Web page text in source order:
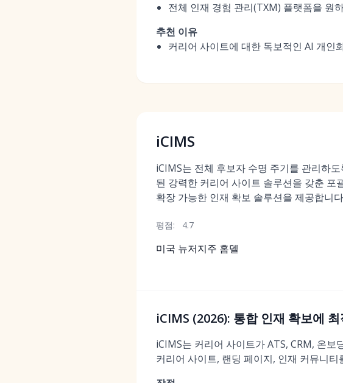
전체 인재 경험 관리(TXM) 플랫폼을 원
추천 이유
커리어 사이트에 대한 독보적인 AI 개인
iCIMS
iCIMS는 전체 후보자 수명 주기를 관리하도
된 강력한 커리어 사이트 솔루션을 갖춘 포
확장 가능한 인재 확보 솔루션을 제공합니
평점: 4.7
미국 뉴저지주 홈델
iCIMS (2026): 통합 인재 확보에 최
iCIMS는 커리어 사이트가 ATS, CRM, 온
커리어 사이트, 랜딩 페이지, 인재 커뮤니